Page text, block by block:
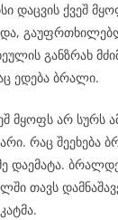
დაცვის ქვეშ
განზრახ
ედება ბრალი.
მყოფს არ სურს
რაც შეეხება
დაემატა.
თავს